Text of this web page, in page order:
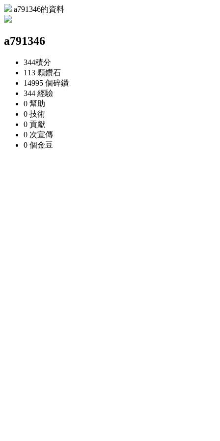
a791346的資料
a791346
344積分
113 顆鑽石
14995 個碎鑽
344 經驗
0 幫助
0 技術
0 貢獻
0 次宣傳
0 個金豆